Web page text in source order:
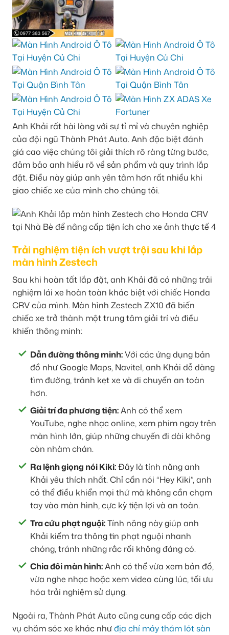
Anh Khải rất hài lòng với sự tỉ mỉ và chuyên nghiệp
của đội ngũ Thành Phát Auto. Anh đặc biệt đánh
giá cao việc chúng tôi giải thích rõ ràng từng bước,
đảm bảo anh hiểu rõ về sản phẩm và quy trình lắp
đặt. Điều này giúp anh yên tâm hơn rất nhiều khi
giao chiếc xe của mình cho chúng tôi.
Trải nghiệm tiện ích vượt trội sau khi lắp
màn hình Zestech
Sau khi hoàn tất lắp đặt, anh Khải đã có những trải
nghiệm lái xe hoàn toàn khác biệt với chiếc Honda
CRV của mình. Màn hình Zestech ZX10 đã biến
chiếc xe trở thành một trung tâm giải trí và điều
khiển thông minh:
Dẫn đường thông minh:Với các ứng dụng bản
đồ như Google Maps, Navitel, anh Khải dễ dàng
tìm đường, tránh kẹt xe và di chuyển an toàn
hơn.
Giải trí đa phương tiện:Anh có thể xem
YouTube, nghe nhạc online, xem phim ngay trên
màn hình lớn, giúp những chuyến đi dài không
còn nhàm chán.
Ra lệnh giọng nói Kiki:Đây là tính năng anh
Khải yêu thích nhất. Chỉ cần nói “Hey Kiki”, anh
có thể điều khiển mọi thứ mà không cần chạm
tay vào màn hình, cực kỳ tiện lợi và an toàn.
Tra cứu phạt nguội:Tính năng này giúp anh
Khải kiểm tra thông tin phạt nguội nhanh
chóng, tránh những rắc rối không đáng có.
Chia đôi màn hình:Anh có thể vừa xem bản đồ,
vừa nghe nhạc hoặc xem video cùng lúc, tối ưu
hóa trải nghiệm sử dụng.
Ngoài ra, Thành Phát Auto cũng cung cấp các dịch
vụ chăm sóc xe khác nhưđịa chỉ máy thảm lót sàn